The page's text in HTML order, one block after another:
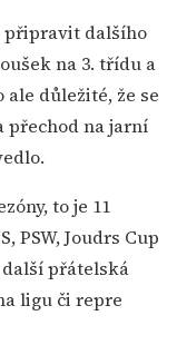
připravit dalšího
na 3. třídu a
ale důležité, že se
přechod na jarní
to je 11
PSW, Joudrs Cup
další přátelská
ligu či repre